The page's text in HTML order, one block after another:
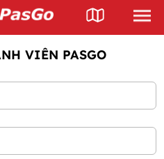
VIÊN PASGO